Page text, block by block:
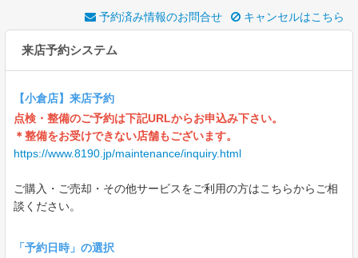
予約済み情報のお問合せ キャンセルはこちら
来店予約システム
【小倉店】来店予約
点検・整備のご予約は下記URLからお申込み下さい。
＊整備をお受けできない店舗もございます。
https://www.8190.jp/maintenance/inquiry.html
ご購入・ご売却・その他サービスをご利用の方はこちらからご相
談ください。
「予約日時」の選択